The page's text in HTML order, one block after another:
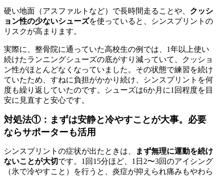
硬い地面（アスファルトなど）で長時間走ることや、 クッシ
ョン性の少ないシューズを使っていると、シンスプリントの
リスクが高まります。
実際に、整骨院に通っていた高校生の例では、1年以上使い
続けたランニングシューズの底がすり減っていて、クッショ
ン性がほとんどなくなっていました。その状態で練習を続け
ていたため、すねに負担がかかり続け、シンスプリントを何
度も繰り返していたのです。シューズは6か月に1回程度を目
安に見直すと安心です。
対処法①：まずは安静と冷やすことが大事。必要
ならサポーターも活用
シンスプリントの症状が出たときは、
まず無理に運動を続け
ないことが大切です。1回15分ほど、1日2〜3回のアイシング
（氷で冷やすこと）を行うと、炎症が抑えられ痛みもやわら